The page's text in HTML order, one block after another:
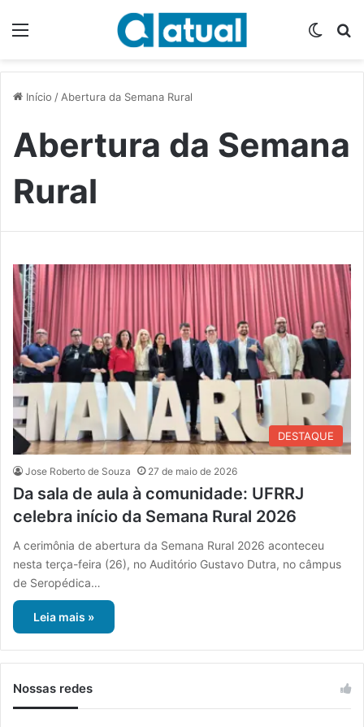
Início / Abertura da Semana Rural
Abertura da Semana
Rural
DESTAQUE
Jose Roberto de Souza 27 de maio de 2026
Da sala de aula à comunidade: UFRRJ
celebra início da Semana Rural 2026
A cerimônia de abertura da Semana Rural 2026 aconteceu
nesta terça-feira (26), no Auditório Gustavo Dutra, no câmpus
de Seropédica…
Leia mais »
Nossas redes